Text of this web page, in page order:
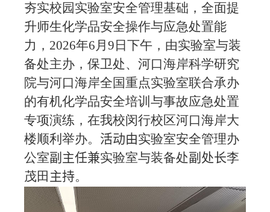
夯实校园实验室安全管理基础，全面提
升师生化学品安全操作与应急处置能
力， 2026年6月 9 日下午，由实验室与装
备处主办，保卫处、河口海岸科学研究
院与河口海岸全国重点实验室联合承办
的有机化学品安全培训与事故应急处置
专项演练，在我校闵行校区河口海岸大
楼顺利举办。 活动由实验室安全管理办
公室副主任兼实验室与装备处副处长李
茂田 主持。